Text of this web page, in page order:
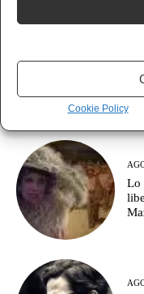
Cookie Policy
Lo